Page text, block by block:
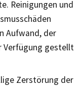
Reinigungen und
Aufwand, der
Verfügung gestellt
Zerstörung der